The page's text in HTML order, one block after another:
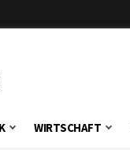
WIRTSCHAFT